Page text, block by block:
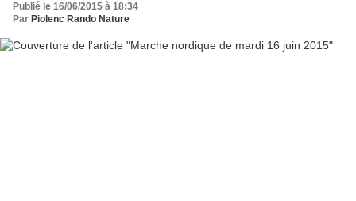
Publié le 16/06/2015 à 18:34
Par Piolenc Rando Nature